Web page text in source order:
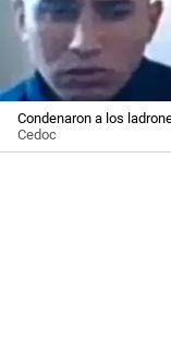
Condenaron a los
Cedoc